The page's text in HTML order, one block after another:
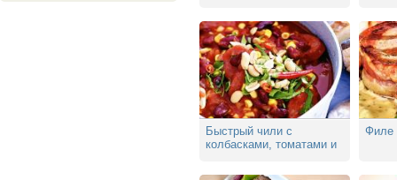
Быстрый чили с
колбасками, томатами и
Филе